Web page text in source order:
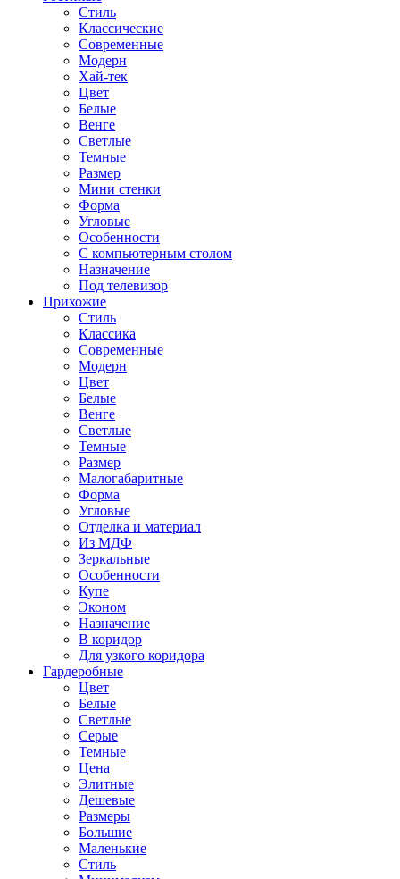
Стиль
Классические
Современные
Модерн
Хай-тек
Цвет
Белые
Венге
Светлые
Темные
Размер
Мини стенки
Форма
Угловые
Особенности
С компьютерным столом
Назначение
Под телевизор
Прихожие
Стиль
Классика
Современные
Модерн
Цвет
Белые
Венге
Светлые
Темные
Размер
Малогабаритные
Форма
Угловые
Отделка и материал
Из МДФ
Зеркальные
Особенности
Купе
Эконом
Назначение
В коридор
Для узкого коридора
Гардеробные
Цвет
Белые
Светлые
Серые
Темные
Цена
Элитные
Дешевые
Размеры
Большие
Маленькие
Стиль